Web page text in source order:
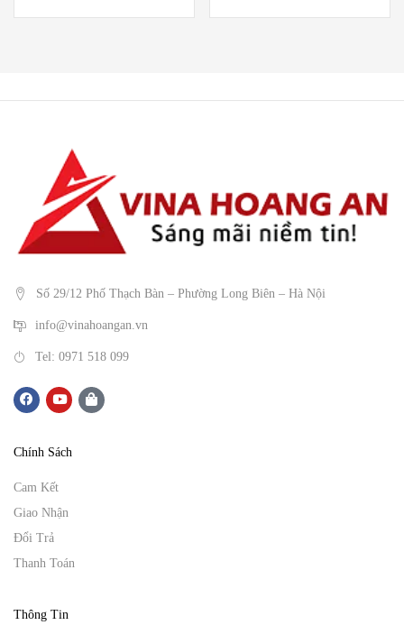
Số 29/12 Phố Thạch Bàn – Phường Long Biên – Hà Nội
info@vinahoangan.vn
Tel: 0971 518 099
Chính Sách
Cam Kết
Giao Nhận
Đổi Trả
Thanh Toán
Thông Tin